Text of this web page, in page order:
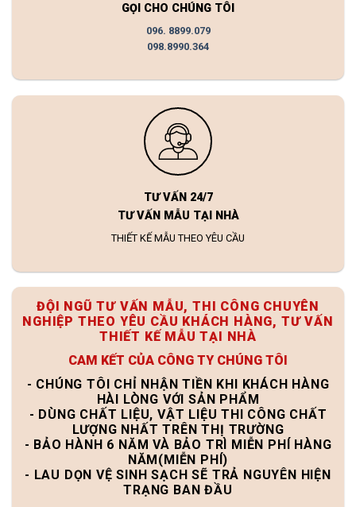
GỌI CHO CHÚNG TÔI
096. 8899.079
098.8990.364
TƯ VẤN 24/7
TƯ VẤN MẪU TẠI NHÀ
THIẾT KẾ MẪU THEO YÊU CẦU
ĐỘI NGŨ TƯ VẤN MẪU, THI CÔNG CHUYÊN
NGHIỆP THEO YÊU CẦU KHÁCH HÀNG, TƯ VẤN
THIẾT KẾ MẪU TẠI NHÀ
CAM KẾT CỦA CÔNG TY CHÚNG TÔI
- CHÚNG TÔI CHỈ NHẬN TIỀN KHI KHÁCH HÀNG
HÀI LÒNG VỚI SẢN PHẨM
- DÙNG CHẤT LIỆU, VẬT LIỆU THI CÔNG CHẤT
LƯỢNG NHẤT TRÊN THỊ TRƯỜNG
- BẢO HÀNH 6 NĂM VÀ BẢO TRÌ MIỄN PHÍ HÀNG
NĂM(MIỄN PHÍ)
- LAU DỌN VỆ SINH SẠCH SẼ TRẢ NGUYÊN HIỆN
TRẠNG BAN ĐẦU